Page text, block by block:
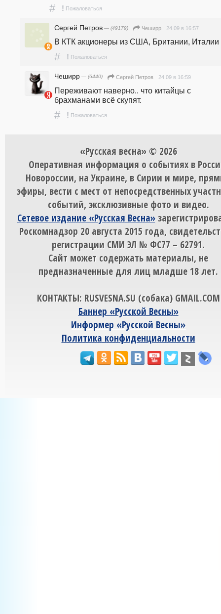
# ! Пожаловаться
Сергей Петров — (49179) Чеширр 24.09 в 16:57
В КТК акционеры из США, Британии, Италии
# ! Пожаловаться
Чеширр — (6440) Сергей Петров 24.09 в 16:59
Переживают наверно.. что китайцы с
брахманами всё скупят.
# ! Пожаловаться
«Русская весна» © 2026
Оперативная информация о событиях в
Новороссии, на Украине, в Сирии и мире,
эфиры, вести с мест от непосредственных
событий, эксклюзивные фото и видео.
Сетевое издание «Русская Весна»
Роскомнадзор 20 августа 2015 года,
регистрации СМИ ЭЛ № ФС77 – 62791.
Сайт может содержать материалы, не
предназначенные для лиц младше 18 лет.
КОНТАКТЫ: RUSVESNA.SU (собака) GMAIL.COM
Баннер «Русской Весны»
Информер «Русской Весны»
Политика конфиденциальности